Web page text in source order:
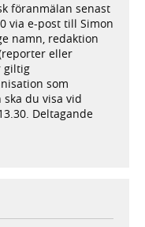
föranmälan senast
via e-post till Simon
namn, redaktion
eller
giltig
som
du visa vid
Deltagande